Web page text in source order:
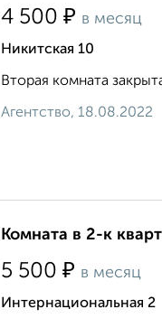
4 500 ₽ в месяц
Никитская 10
Вторая комната
Агентство, 18.08.2022
Комната в 2-к
5 500 ₽ в месяц
Интернациональная 2